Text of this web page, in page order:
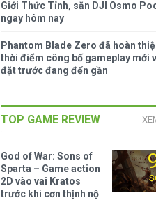
Giới Thức Tỉnh, săn DJI Osmo
ngay hôm nay
Phantom Blade Zero đã hoàn
thời điểm công bố gameplay mới
đặt trước đang đến gần
TOP GAME REVIEW
God of War: Sons of
Sparta – Game action
2D vào vai Kratos
trước khi cơn thịnh nộ